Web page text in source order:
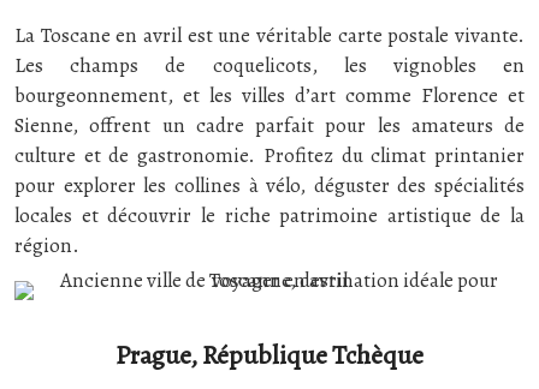
La Toscane en avril est une véritable carte postale vivante.
Les champs de coquelicots, les vignobles en
bourgeonnement, et les villes d’art comme Florence et
Sienne, offrent un cadre parfait pour les amateurs de
culture et de gastronomie. Profitez du climat printanier
pour explorer les collines à vélo, déguster des spécialités
locales et découvrir le riche patrimoine artistique de la
région.
Prague, République Tchèque